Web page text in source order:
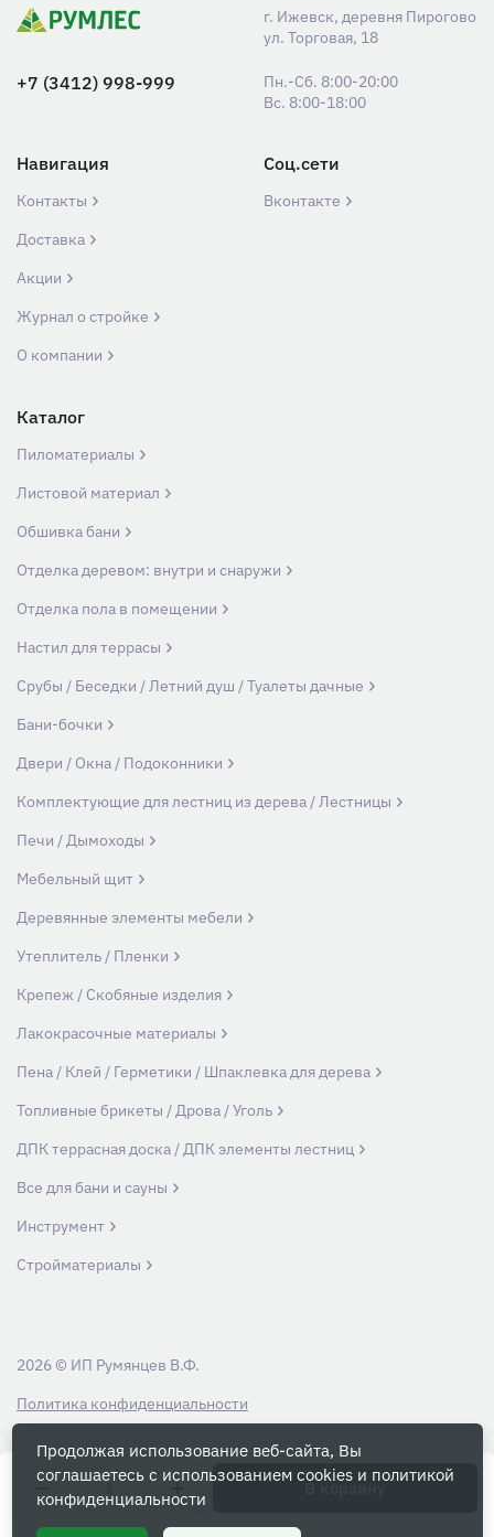
В корзину
г. Ижевск, деревня Пирогово
ул. Торговая, 18
+7 (3412) 998-999
Пн.-Сб. 8:00-20:00
Вс. 8:00-18:00
Навигация
Контакты
Доставка
Акции
Журнал о стройке
О компании
Соц.сети
Вконтакте
Каталог
Пиломатериалы
Листовой материал
Обшивка бани
Отделка деревом: внутри и снаружи
Отделка пола в помещении
Настил для террасы
Срубы / Беседки / Летний душ / Туалеты дачные
Бани-бочки
Двери / Окна / Подоконники
Комплектующие для лестниц из дерева / Лестницы
Печи / Дымоходы
Мебельный щит
Деревянные элементы мебели
Утеплитель / Пленки
Крепеж / Скобяные изделия
Лакокрасочные материалы
Пена / Клей / Герметики / Шпаклевка для дерева
Топливные брикеты / Дрова / Уголь
ДПК террасная доска / ДПК элементы лестниц
Все для бани и сауны
Инструмент
Стройматериалы
Вся информация на данном сайте носит ознакомительный характер и ни
при каких условиях не является публичной офертой, определяемой
положениями Статьи 437 Гражданского кодекса РФ.
Политика конфиденциальности
2026 © ИП Румянцев В.Ф.
Продолжая использование веб-сайта, Вы
соглашаетесь с использованием cookies и политикой
конфиденциальности